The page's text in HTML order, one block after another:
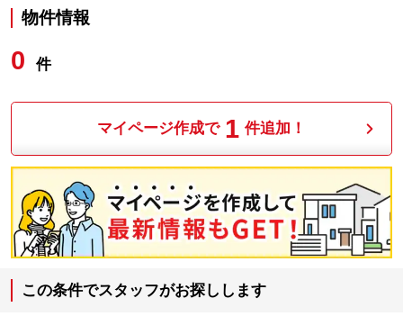
物件情報
0 件
マイページ作成で 1 件追加！
この条件でスタッフがお探しします